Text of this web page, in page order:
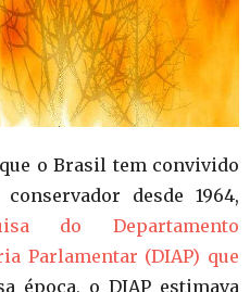
o Brasil tem convivido
desde 1964,
do Departamento
Parlamentar (DIAP) que
época, o DIAP estimava